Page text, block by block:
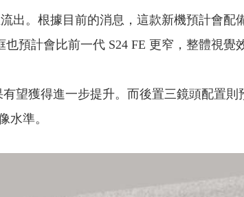
出。根據目前的消息，這款新機預計會配
預計會比前一代 S24 FE 更窄，整體視覺
有望獲得進一步提升。而後置三鏡頭配置
水準。